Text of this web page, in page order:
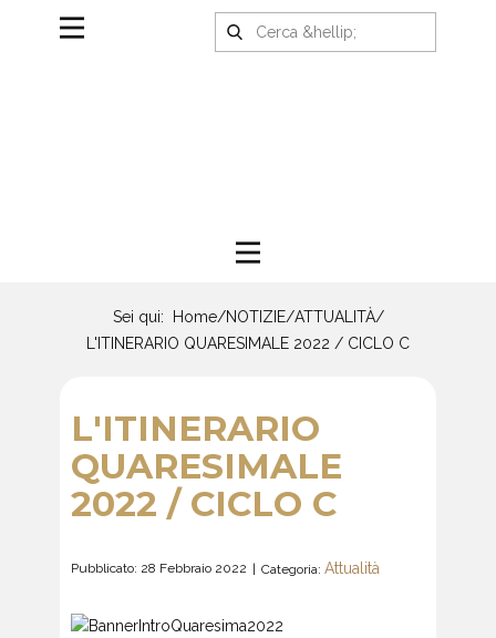
Sei qui: Home/NOTIZIE/ATTUALITÀ/
L'ITINERARIO QUARESIMALE 2022 / CICLO C
L'ITINERARIO
QUARESIMALE
2022 / CICLO C
Pubblicato: 28 Febbraio 2022 Categoria: Attualità